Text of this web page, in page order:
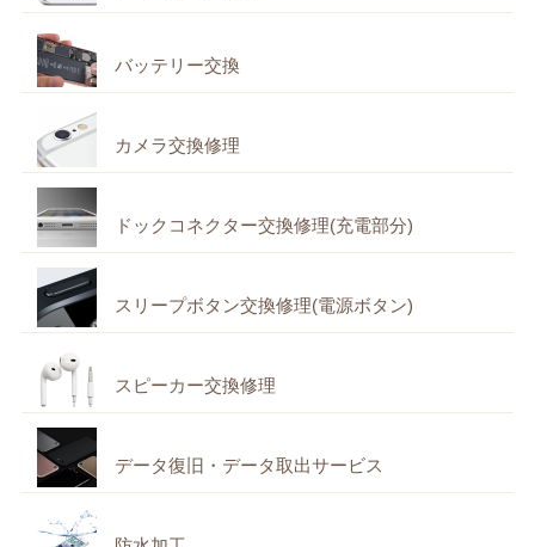
バッテリー交換
カメラ交換修理
ドックコネクター交換修理(充電部分)
スリープボタン交換修理(電源ボタン)
スピーカー交換修理
データ復旧・データ取出サービス